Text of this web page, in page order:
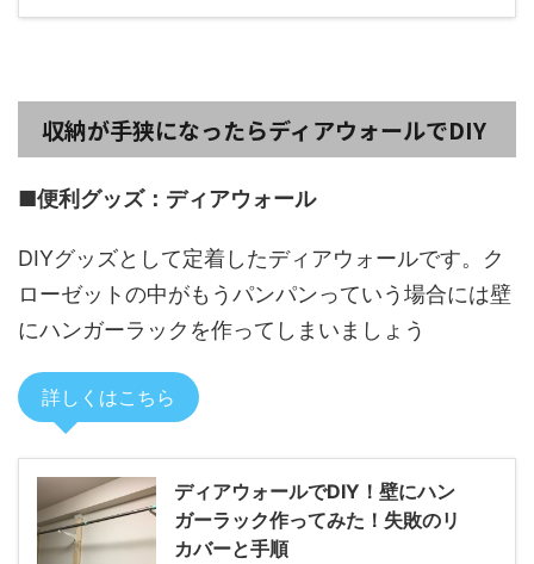
収納が手狭になったらディアウォールでDIY
■便利グッズ：ディアウォール
DIYグッズとして定着したディアウォールです。ク
ローゼットの中がもうパンパンっていう場合には壁
にハンガーラックを作ってしまいましょう
詳しくはこちら
ディアウォールでDIY！壁にハン
ガーラック作ってみた！失敗のリ
カバーと手順